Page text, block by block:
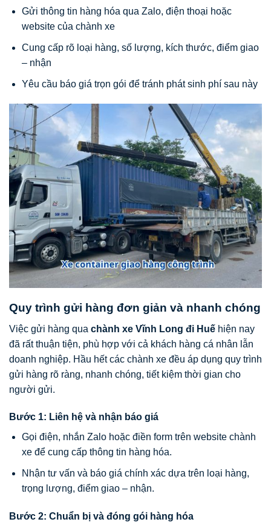
Gửi thông tin hàng hóa qua Zalo, điện thoại hoặc
website của chành xe
Cung cấp rõ loại hàng, số lượng, kích thước, điểm giao
– nhận
Yêu cầu báo giá trọn gói để tránh phát sinh phí sau này
Quy trình gửi hàng đơn giản và nhanh chóng
Việc gửi hàng qua chành xe Vĩnh Long đi Huế hiện nay
đã rất thuận tiện, phù hợp với cả khách hàng cá nhân lẫn
doanh nghiệp. Hầu hết các chành xe đều áp dụng quy trình
gửi hàng rõ ràng, nhanh chóng, tiết kiệm thời gian cho
người gửi.
Bước 1: Liên hệ và nhận báo giá
Gọi điện, nhắn Zalo hoặc điền form trên website chành
xe để cung cấp thông tin hàng hóa.
Nhận tư vấn và báo giá chính xác dựa trên loại hàng,
trọng lượng, điểm giao – nhận.
Bước 2: Chuẩn bị và đóng gói hàng hóa